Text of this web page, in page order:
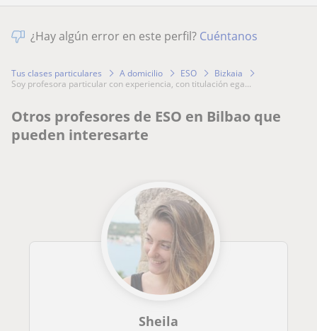
¿Hay algún error en este perfil? Cuéntanos
Tus clases particulares A domicilio ESO
Bizkaia
soy profesora particular con experiencia, con titulación ega...
Otros profesores de ESO en Bilbao que
pueden interesarte
Sheila